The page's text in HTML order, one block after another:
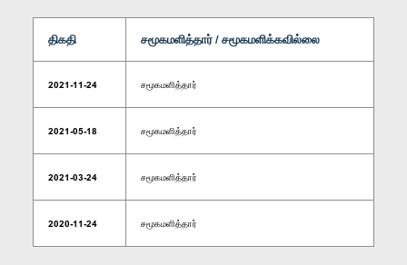
திகதி சமூகமளித்தார் / சமூகமளிக்கவில்லை
2021-11-24 சமூகமளித்தார்
2021-05-18 சமூகமளித்தார்
2021-03-24 சமூகமளித்தார்
2020-11-24 சமூகமளித்தார்